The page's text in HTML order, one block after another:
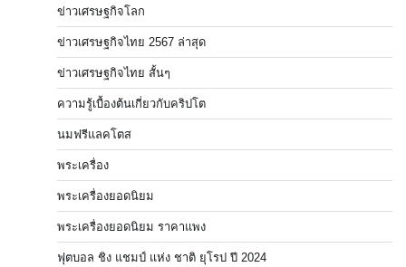
ข่าวเศรษฐกิจโลก
ข่าวเศรษฐกิจไทย 2567 ล่าสุด
ข่าวเศรษฐกิจไทย สั้นๆ
ความรู้เบื้องต้นเกี่ยวกับคริปโต
นมฟรีแลคโตส
พระเครื่อง
พระเครื่องยอดนิยม
พระเครื่องยอดนิยม ราคาแพง
ฟุตบอล ชิง แชมป์ แห่ง ชาติ ยุโรป ปี 2024